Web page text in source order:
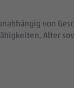
von
Alter